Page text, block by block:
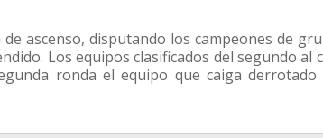
ascenso, disputando los campeones de
Los equipos clasificados del segundo
ronda el equipo que caiga